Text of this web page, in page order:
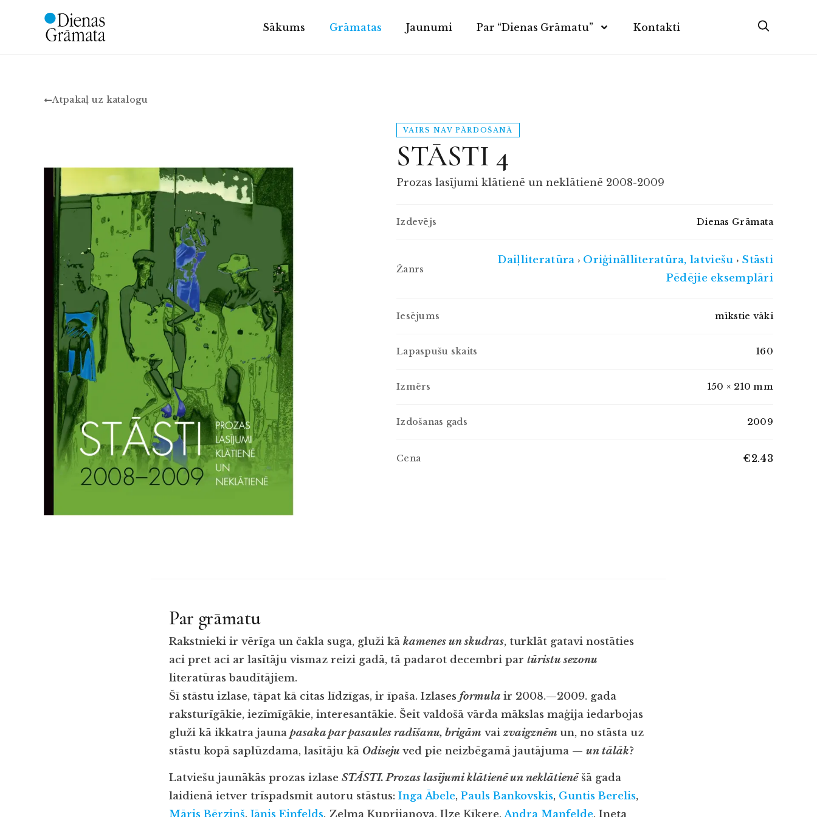
Sākums Grāmatas Jaunumi Par “Dienas Grāmatu” Kontakti
Atpakaļ uz katalogu
VAIRS NAV PĀRDOŠANĀ
STĀSTI 4
Prozas lasījumi klātienē un neklātienē 2008-2009
Izdevējs Dienas Grāmata
Žanrs
Daiļliteratūra › Oriģinālliteratūra, latviešu › Stāsti
Pēdējie eksemplāri
Iesējums mīkstie vāki
Lapaspušu skaits 160
Izmērs 150 × 210 mm
Izdošanas gads 2009
Cena €2.43
Par grāmatu
Rakstnieki ir vērīga un čakla suga, gluži kā kamenes un skudras, turklāt gatavi nostāties
aci pret aci ar lasītāju vismaz reizi gadā, tā padarot decembri par tūristu sezonu
literatūras baudītājiem.
Šī stāstu izlase, tāpat kā citas līdzīgas, ir īpaša. Izlases formula ir 2008.—2009. gada
raksturīgākie, iezīmīgākie, interesantākie. Šeit valdošā vārda mākslas maģija iedarbojas
gluži kā ikkatra jauna pasaka par pasaules radīšanu, brigām vaizvaigznēm un, no stāsta uz
stāstu kopā saplūzdama, lasītāju kā Odiseju ved pie neizbēgamā jautājuma — un tālāk?
Latviešu jaunākās prozas izlase STĀSTI. Prozas lasījumi klātienē un neklātienēšā gada
laidienā ietver trīspadsmit autoru stāstus: Inga Ābele, Pauls Bankovskis, Guntis Berelis,
Māris Bērziņš, Jānis Einfelds, Zelma Kuprijanova, Ilze Ķīķere, Andra Manfelde, Ineta